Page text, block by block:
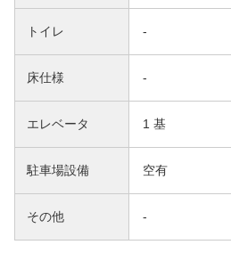
トイレ -
床仕様 -
エレベータ 1 基
駐車場設備 空有
その他 -